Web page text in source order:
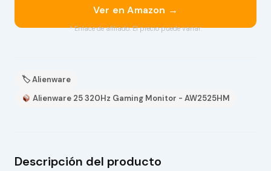
Ver en Amazon →
* Enlace de afiliado. El precio puede variar.
🏷 Alienware
Alienware 25 320Hz Gaming Monitor - AW2525HM
Descripción del producto